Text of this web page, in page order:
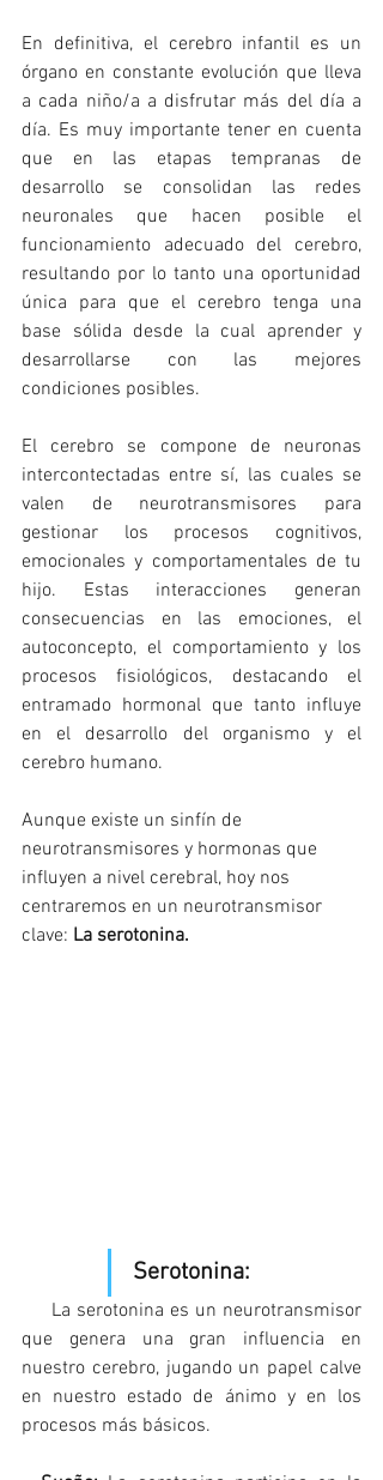
En definitiva, el cerebro infantil es un
órgano en constante evolución que lleva
a cada niño/a a disfrutar más del día a
día. Es muy importante tener en cuenta
que en las etapas tempranas de
desarrollo se consolidan las redes
neuronales que hacen posible el
funcionamiento adecuado del cerebro,
resultando por lo tanto una oportunidad
única para que el cerebro tenga una
base sólida desde la cual aprender y
desarrollarse con las mejores
condiciones posibles.
El cerebro se compone de neuronas
intercontectadas entre sí, las cuales se
valen de neurotransmisores para
gestionar los procesos cognitivos,
emocionales y comportamentales de tu
hijo. Estas interacciones generan
consecuencias en las emociones, el
autoconcepto, el comportamiento y los
procesos fisiológicos, destacando el
entramado hormonal que tanto influye
en el desarrollo del organismo y el
cerebro humano.
Aunque existe un sinfín de
neurotransmisores y hormonas que
influyen a nivel cerebral, hoy nos
centraremos en un neurotransmisor
clave: La serotonina.
Serotonina:
La serotonina es un neurotransmisor
que genera una gran influencia en
nuestro cerebro, jugando un papel calve
en nuestro estado de ánimo y en los
procesos más básicos.